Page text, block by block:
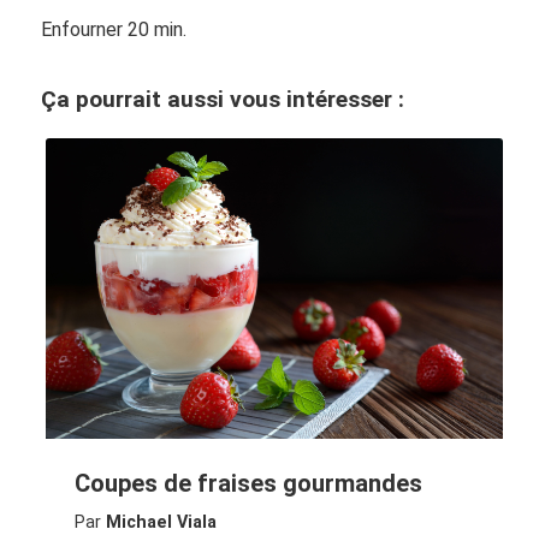
Enfourner 20 min.
Ça pourrait aussi vous intéresser :
Coupes de fraises gourmandes
Par Michael Viala